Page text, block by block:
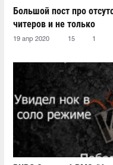
Большой пост про
читеров и не только
19 апр 2020 15 1